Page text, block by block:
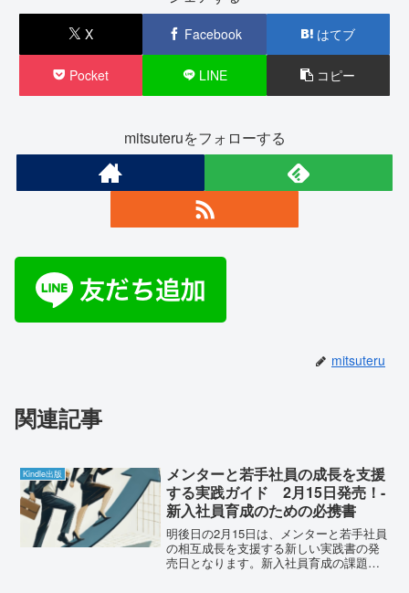
X Facebook はてブ
Pocket LINE コピー
mitsuteruをフォローする
mitsuteru
関連記事
Kindle出版
メンターと若手社員の成長を支援
する実践ガイド 2月15日発売！-
新入社員育成のための必携書
明後日の2月15日は、メンターと若手社員
の相互成長を支援する新しい実践書の発
売日となります。新入社員育成の課題に